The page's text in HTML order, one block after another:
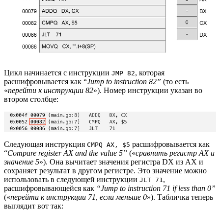
Цикл начинается с инструкции JMP 82, которая
расшифровывается как “Jump to instruction 82” (то есть
«перейти к инструкции 82»). Номер инструкции указан во
втором столбце:
Следующая инструкция CMPQ AX, $5 расшифровывается как
“Compare register AX and the value 5” («сравнить регистр AX и
значение 5»). Она вычитает значения регистра DX из AX и
сохраняет результат в другом регистре. Это значение можно
использовать в следующей инструкции JLT 71,
расшифровывающейся как “Jump to instruction 71 if less than 0”
(«перейти к инструкции 71, если меньше 0»). Табличка теперь
выглядит вот так: